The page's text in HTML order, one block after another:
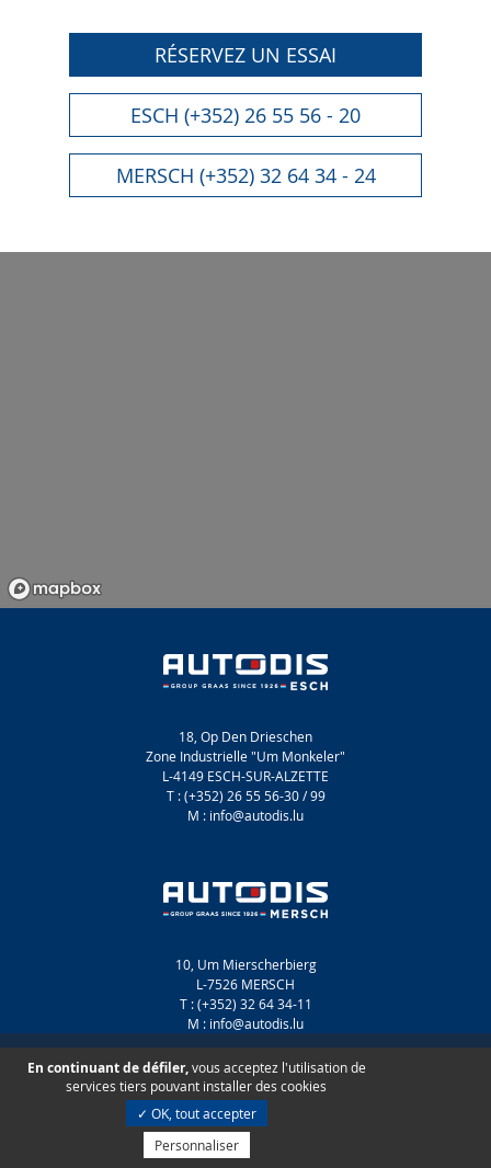
RÉSERVEZ UN ESSAI
ESCH (+352) 26 55 56 - 20
MERSCH (+352) 32 64 34 - 24
18, Op Den Drieschen
Zone Industrielle "Um Monkeler"
L-4149 ESCH-SUR-ALZETTE
T : (+352) 26 55 56-30 / 99
M : info@autodis.lu
10, Um Mierscherbierg
L-7526 MERSCH
T : (+352) 32 64 34-11
M : info@autodis.lu
Autorisation d’établissement : 00126936
Restons en contact-Gérer mes informations
En continuant de défiler, vous acceptez l'utilisation de
services tiers pouvant installer des cookies
✓ OK, tout accepter
Personnaliser